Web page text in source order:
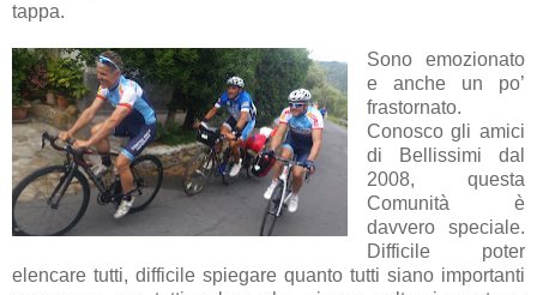
tappa.
Sono emozionato
e anche un po’
frastornato.
Conosco gli amici
di Bellissimi dal
2008, questa
Comunità è
davvero speciale.
Difficile poter
elencare tutti, difficile spiegare quanto tutti siano importanti